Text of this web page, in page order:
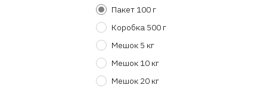
Пакет 100 г
Коробка 500 г
Мешок 5 кг
Мешок 10 кг
Мешок 20 кг